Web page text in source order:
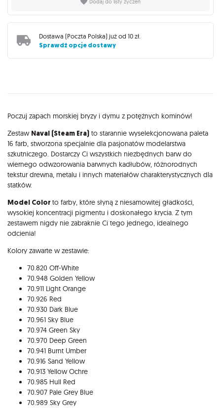
Dostawa (Poczta Polska) już od 10 zł
Sprawdź opcje dostawy
Opis
Poczuj zapach morskiej bryzy i dymu z potężnych kominów!
Zestaw Naval (Steam Era) to starannie wyselekcjonowana paleta
16 farb, stworzona specjalnie dla pasjonatów modelarstwa
szkutniczego. Dostarczy Ci wszystkich niezbędnych barw do
wiernego odwzorowania barwnych kadłubów, różnorodnych
tekstur drewna, metalu i innych materiałów charakterystycznych dla
statków.
Model Color to farby, które słyną z niesamowitej gładkości,
wysokiej koncentracji pigmentu i doskonałego krycia. Z tym
zestawem nigdy nie zabraknie Ci tego jednego, idealnego
odcienia!
Kolory zawarte w zestawie:
70.820 Off-White
70.948 Golden Yellow
70.911 Light Orange
70.926 Red
70.930 Dark Blue
70.961 Sky Blue
70.974 Green Sky
70.970 Deep Green
70.941 Burnt Umber
70.916 Sand Yellow
70.913 Yellow Ochre
70.985 Hull Red
70.907 Pale Grey Blue
70.989 Sky Grey